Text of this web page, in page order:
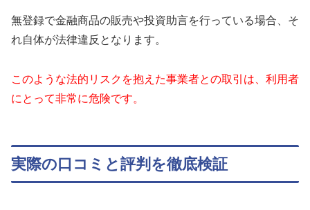
無登録で金融商品の販売や投資助言を行っている場合、そ
れ自体が法律違反となります。
このような法的リスクを抱えた事業者との取引は、利用者
にとって非常に危険です。
実際の口コミと評判を徹底検証